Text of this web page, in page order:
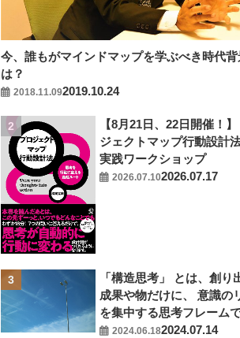
今、誰もがマインドマップを学ぶべき時代背
は？
2018.11.092019.10.24
【8月21日、22日開催！
ジェクトマップ行動設計
実践ワークショップ
2026.07.102026.07.17
「構造思考」 とは、創り
成果や物だけに、 意識の
を集中する思考フレームで
2024.06.182024.07.14